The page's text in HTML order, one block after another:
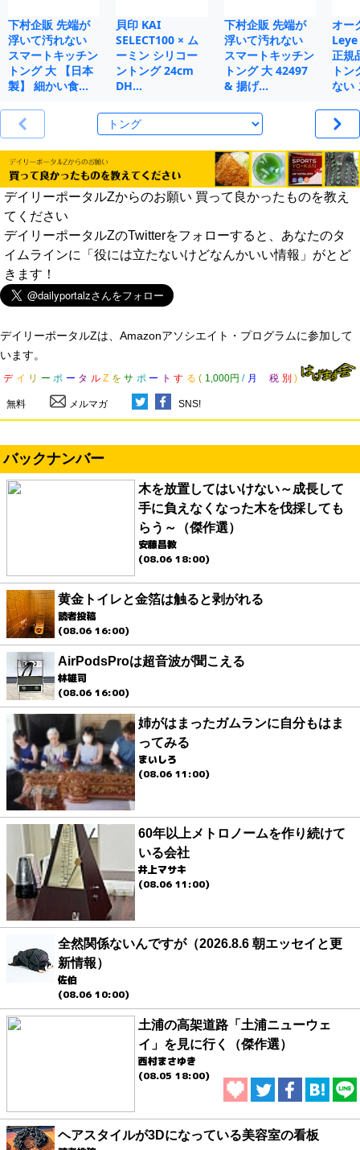
下村企販 先端が
浮いて汚れない
スマートキッチン
トング 大 【日本
製】 細かい食…
貝印 KAI
SELECT100 × ム
ーミン シリコー
ントング 24cm
DH…
下村企販 先端が
浮いて汚れない
スマートキッチン
トング 大 42497
& 揚げ…
オー
正規
ト
ない
デイリーポータルZからのお願い 買って良かったものを教え
てください
デイリーポータルZのTwitterをフォローすると、あなたのタ
イムラインに「役には立たないけどなんかいい情報」がとど
きます！
デイリーポータルZは、Amazonアソシエイト・プログラムに参加して
います。
デ イ リ ー ポ ー タ ル Z を サ ポ ー ト す る ( 1,000円 / 月 税 別 )
無料 メルマガ SNS!
バックナンバー
木を放置してはいけない～成長して
手に負えなくなった木を伐採しても
らう～（傑作選）
安藤昌教
(08.06 18:00)
黄金トイレと金箔は触ると剥がれる
読者投稿
(08.06 16:00)
AirPodsProは超音波が聞こえる
林雄司
(08.06 16:00)
姉がはまったガムランに自分もはま
ってみる
まいしろ
(08.06 11:00)
60年以上メトロノームを作り続けて
いる会社
井上マサキ
(08.06 11:00)
全然関係ないんですが（2026.8.6 朝エッセイと更
新情報）
佐伯
(08.06 10:00)
土浦の高架道路「土浦ニューウェ
イ」を見に行く（傑作選）
西村まさゆき
(08.05 18:00)
ヘアスタイルが3Dになっている美容室の看板